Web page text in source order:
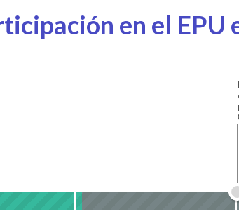
en el EPU